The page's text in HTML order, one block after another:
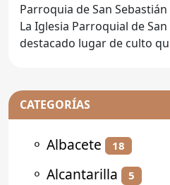
Parroquia de San
La Iglesia Parroquial de
destacado lugar de culto
CATEGORÍAS
⚬ Albacete 18
⚬ Alcantarilla 5